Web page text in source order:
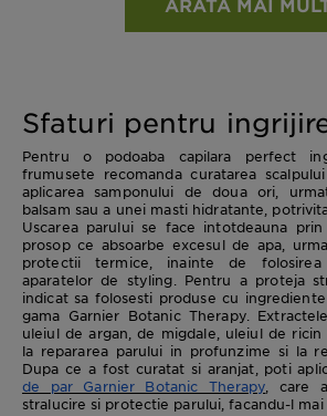
ARATA MAI
Sfaturi pentru
Pentru o podoaba capilara perfect
frumusete recomanda curatarea
aplicarea samponului de doua ori,
balsam sau a unei masti hidratante,
Uscarea parului se face intotdeauna
prosop ce absoarbe excesul de apa,
protectii termice, inainte de
aparatelor de styling. Pentru a proteja
indicat sa folosesti produse cu
gama Garnier Botanic Therapy.
uleiul de argan, de migdale, uleiul de ricin
la repararea parului in profunzime si la
Dupa ce a fost curatat si aranjat, poti
de par Garnier Botanic Therapy , care
stralucire si protectie parului, facandu-l